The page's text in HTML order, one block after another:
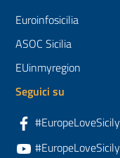
Euroinfosicilia
ASOC Sicilia
EUinmyregion
Seguici su
#EuropeLoveSicily
#EuropeLoveSicily